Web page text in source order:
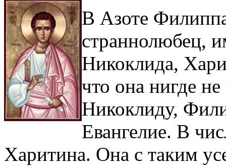
В Азоте
страннолюбец,
Никоклида,
что она нигде
Никоклиду,
Евангелие. В
Харитина. Она с таким